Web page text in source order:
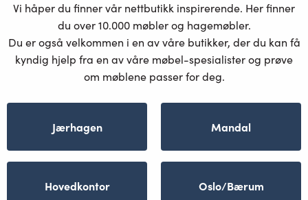
Vi håper du finner vår nettbutikk inspirerende. Her finner
du over 10.000 møbler og hagemøbler.
Du er også velkommen i en av våre butikker, der du kan få
kyndig hjelp fra en av våre møbel-spesialister og prøve
om møblene passer for deg.
Jærhagen Mandal
Hovedkontor Oslo/Bærum